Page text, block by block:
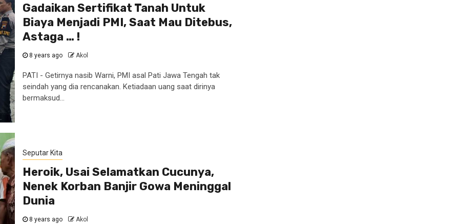
Gadaikan Sertifikat Tanah Untuk
Biaya Menjadi PMI, Saat Mau Ditebus,
Astaga … !
8 years ago Akol
PATI - Getirnya nasib Warni, PMI asal Pati Jawa Tengah tak
seindah yang dia rencanakan. Ketiadaan uang saat dirinya
bermaksud...
Seputar Kita
Heroik, Usai Selamatkan Cucunya,
Nenek Korban Banjir Gowa Meninggal
Dunia
8 years ago Akol